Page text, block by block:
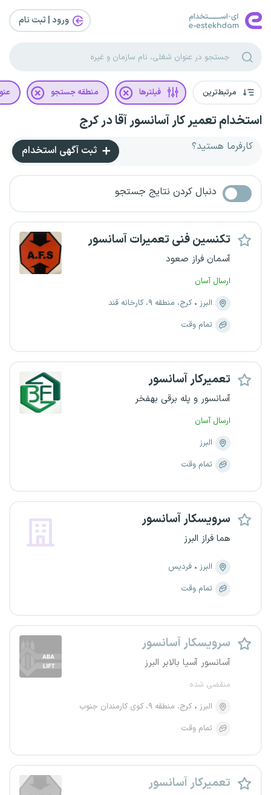
ورود | ثبت‌ نام
مرتبط‌ترین فیلترها منطقه جستجو
استخدام تعمیر کار آسانسور آقا در کرج
کارفرما هستید؟ ثبت آگهی استخدام
دنبال کردن نتایج جستجو
تکنسین فنی تعمیرات آسانسور
آسمان فراز صعود
ارسال آسان
البرز
کرج، منطقه ۹، کارخانه قند
تمام وقت
تعمیرکار آسانسور
آسانسور و پله برقی بهفخر
ارسال آسان
البرز
تمام وقت
سرویسکار آسانسور
هما فراز البرز
البرز
فردیس
تمام وقت
سرویسکار آسانسور
آسانسور آسیا بالابر البرز
منقضی شده
البرز
کرج، منطقه ۹، کوی کارمندان جنوب
تمام وقت
تعمیرکار آسانسور